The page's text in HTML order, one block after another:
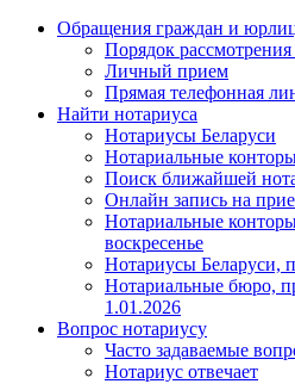
Обращения граждан и
Порядок
Личный прием
Прямая телефонная
Найти нотариуса
Нотариусы Беларуси
Нотариальные
Поиск ближайшей
Онлайн запись на
Нотариальные
воскресенье
Нотариусы Беларуси,
Нотариальные бюро,
1.01.2026
Вопрос нотариусу
Часто задаваемые
Нотариус отвечает